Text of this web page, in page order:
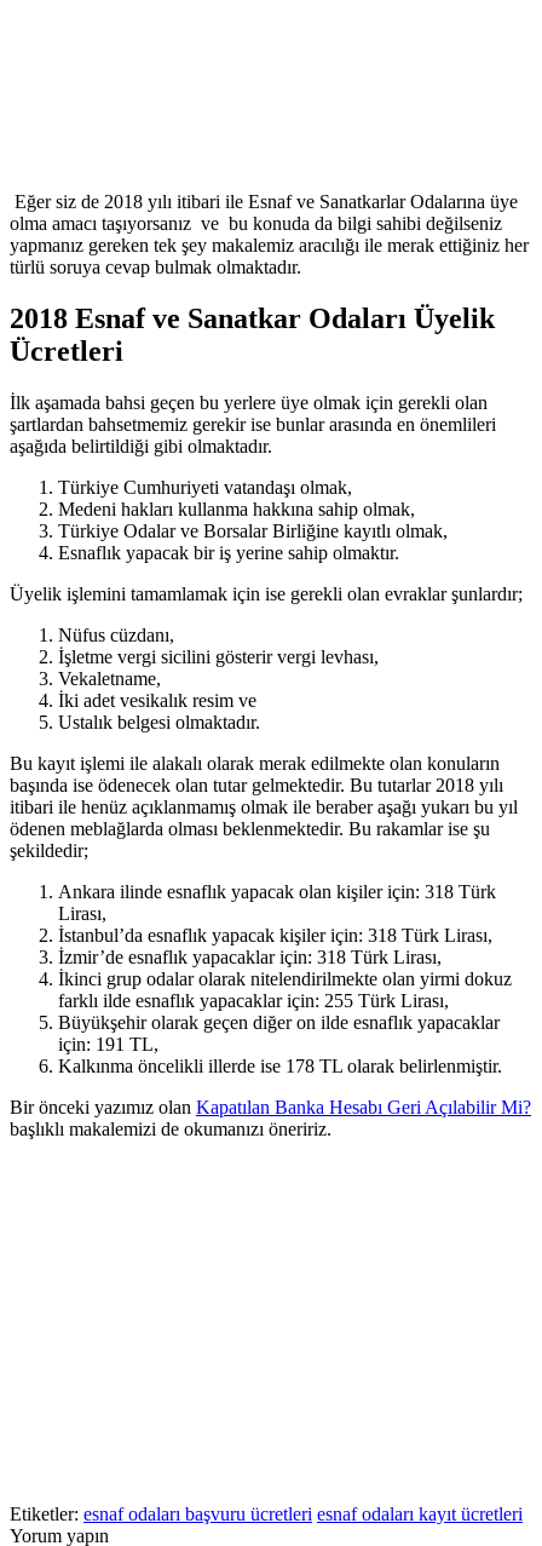
Eğer siz de 2018 yılı itibari ile Esnaf ve Sanatkarlar Odalarına üye
olma amacı taşıyorsanız ve bu konuda da bilgi sahibi değilseniz
yapmanız gereken tek şey makalemiz aracılığı ile merak ettiğiniz her
türlü soruya cevap bulmak olmaktadır.
2018 Esnaf ve Sanatkar Odaları Üyelik
Ücretleri
İlk aşamada bahsi geçen bu yerlere üye olmak için gerekli olan
şartlardan bahsetmemiz gerekir ise bunlar arasında en önemlileri
aşağıda belirtildiği gibi olmaktadır.
Türkiye Cumhuriyeti vatandaşı olmak,
Medeni hakları kullanma hakkına sahip olmak,
Türkiye Odalar ve Borsalar Birliğine kayıtlı olmak,
Esnaflık yapacak bir iş yerine sahip olmaktır.
Üyelik işlemini tamamlamak için ise gerekli olan evraklar şunlardır;
Nüfus cüzdanı,
İşletme vergi sicilini gösterir vergi levhası,
Vekaletname,
İki adet vesikalık resim ve
Ustalık belgesi olmaktadır.
Bu kayıt işlemi ile alakalı olarak merak edilmekte olan konuların
başında ise ödenecek olan tutar gelmektedir. Bu tutarlar 2018 yılı
itibari ile henüz açıklanmamış olmak ile beraber aşağı yukarı bu yıl
ödenen meblağlarda olması beklenmektedir. Bu rakamlar ise şu
şekildedir;
Ankara ilinde esnaflık yapacak olan kişiler için: 318 Türk
Lirası,
İstanbul’da esnaflık yapacak kişiler için: 318 Türk Lirası,
İzmir’de esnaflık yapacaklar için: 318 Türk Lirası,
İkinci grup odalar olarak nitelendirilmekte olan yirmi dokuz
farklı ilde esnaflık yapacaklar için: 255 Türk Lirası,
Büyükşehir olarak geçen diğer on ilde esnaflık yapacaklar
için: 191 TL,
Kalkınma öncelikli illerde ise 178 TL olarak belirlenmiştir.
Bir önceki yazımız olan Kapatılan Banka Hesabı Geri Açılabilir Mi?
başlıklı makalemizi de okumanızı öneririz.
Etiketler: esnaf odaları başvuru ücretleri esnaf odaları kayıt ücretleri
Yorum yapın